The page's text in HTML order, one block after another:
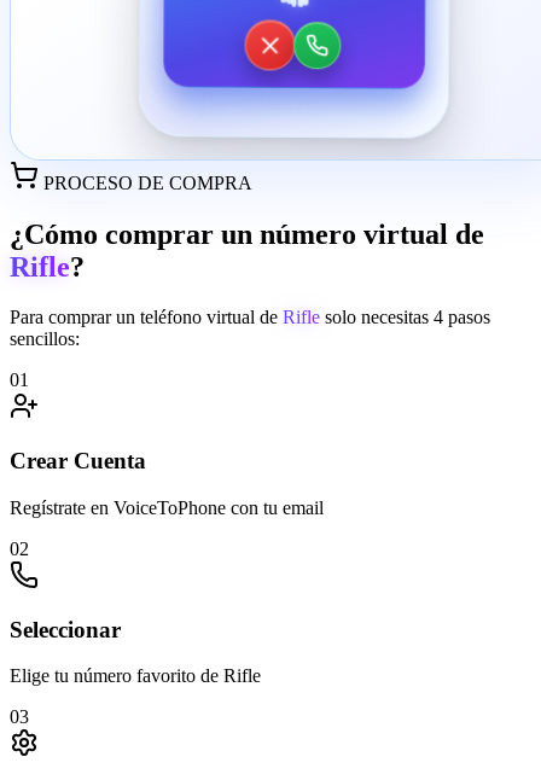
PROCESO DE COMPRA
¿Cómo comprar un número virtual de
Rifle?
Para comprar un teléfono virtual de Rifle solo necesitas 4 pasos
sencillos:
01
Crear Cuenta
Regístrate en VoiceToPhone con tu email
02
Seleccionar
Elige tu número favorito de Rifle
03